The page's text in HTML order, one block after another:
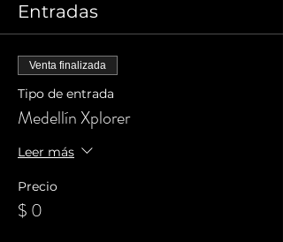
Entradas
Venta finalizada
Tipo de entrada
Medellín Xplorer
Leer más
Precio
$ 0